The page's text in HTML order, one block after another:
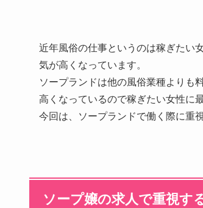
近年風俗の仕事というのは稼ぎたい
気が高くなっています。
ソープランドは他の風俗業種よりも
高くなっているので稼ぎたい女性に
今回は、ソープランドで働く際に重
ソープ嬢の求人で重視す